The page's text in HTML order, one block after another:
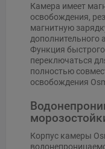
Камера имеет
освобождения,
магнитную
дополнительного
Функция
переключаться
полностью
освобождения
Корпус камеры